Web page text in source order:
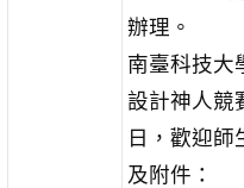
辦理。
南臺科技大
設計神人競
日，歡迎師
及附件：